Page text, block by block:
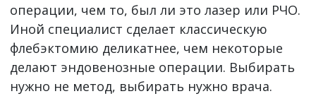
операции, чем то, был ли это лазер или РЧО.
Иной специалист сделает классическую
флебэктомию деликатнее, чем некоторые
делают эндовенозные операции. Выбирать
нужно не метод, выбирать нужно врача.